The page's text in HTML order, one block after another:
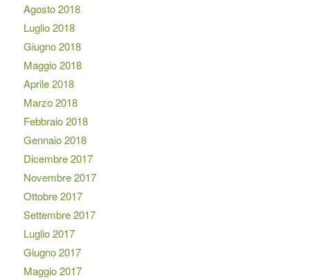
Agosto 2018
Luglio 2018
Giugno 2018
Maggio 2018
Aprile 2018
Marzo 2018
Febbraio 2018
Gennaio 2018
Dicembre 2017
Novembre 2017
Ottobre 2017
Settembre 2017
Luglio 2017
Giugno 2017
Maggio 2017